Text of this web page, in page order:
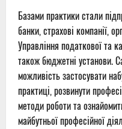
Базами практики стали
банки, страхові компанії,
Управління податкової та
також бюджетні установи.
можливість застосувати
практиці, розвинути
методи роботи та
майбутньої професійної